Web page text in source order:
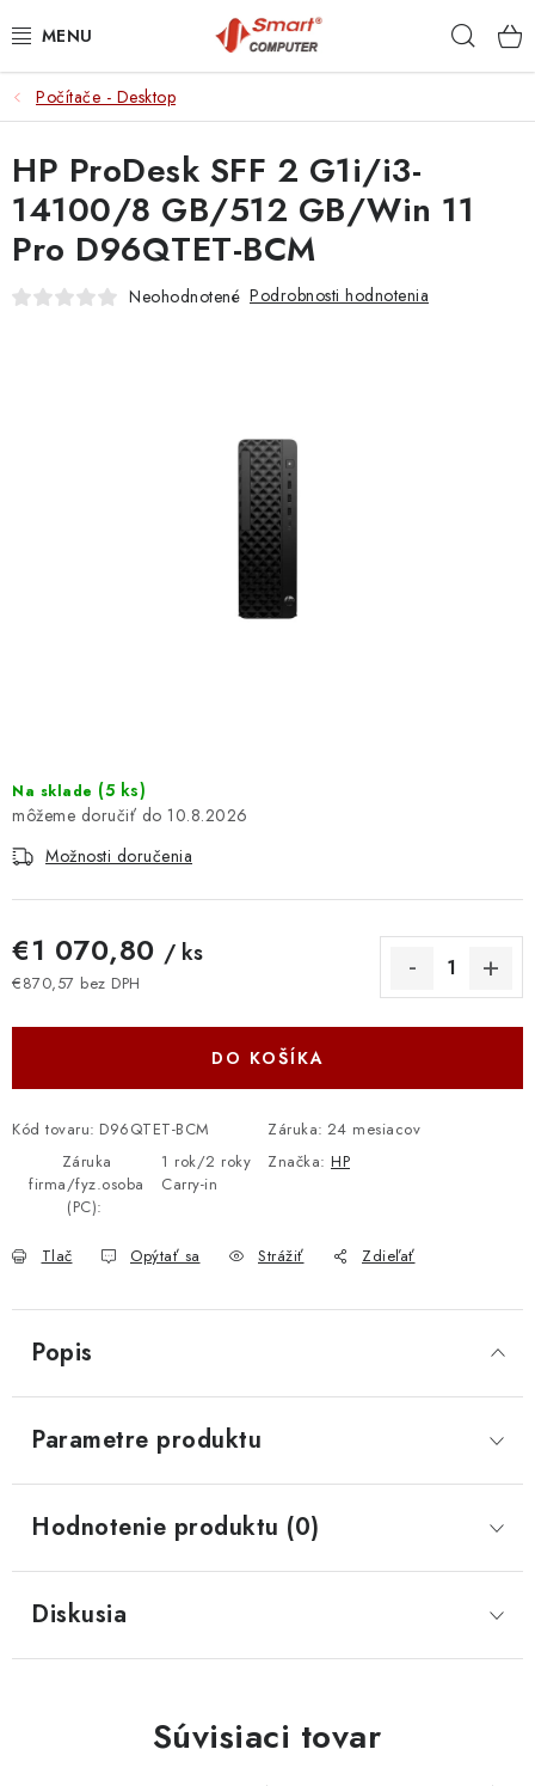
na
NOTEBOOKY
MOBILNÉ ZARIADENIA
PC A KOMPONENTY
PERIFÉRIE
: TOP PRODUKTY
: NOVÉ PRODUKTY
Obchodné podmienky
Napíšte nám
Počítače - Desktop
Na sklade (5 ks)
10.8.2026
Možnosti doručenia
€1 070,80 / ks
€870,57 bez DPH
DO KOŠÍKA
Kód tovaru: D96QTET-BCM Záruka: 24 mesiacov
Záruka
firma/fyz.osoba
(PC):
1 rok/2 roky
Carry-in
Značka: HP
Tlač Opýtať sa Strážiť Zdieľať
HP ProDesk SFF 2 G1i/i3-
14100/8 GB/512 GB/Win 11
Pro D96QTET-BCM
Neohodnotené Podrobnosti hodnotenia
Popis
Parametre produktu
Hodnotenie produktu (0)
Diskusia
Súvisiaci tovar